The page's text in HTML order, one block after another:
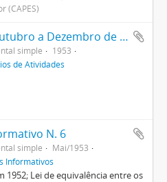
(CAPES)
Relatório Outubro a Dezembro de 1953
simple
1953
de Atividades
N. 6
simple
Mai/1953
Informativos
1952; Lei de equivalência entre os